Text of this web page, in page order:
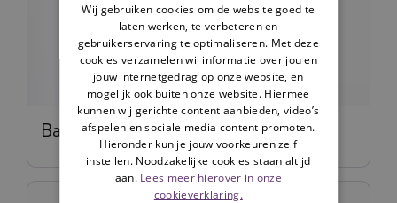
Barbara de Groen
Wij gebruiken cookies om de website goed te
laten werken, te verbeteren en
gebruikerservaring te optimaliseren. Met deze
cookies verzamelen wij informatie over jou en
jouw internetgedrag op onze website, en
mogelijk ook buiten onze website. Hiermee
kunnen wij gerichte content aanbieden, video’s
afspelen en sociale media content promoten.
Hieronder kun je jouw voorkeuren zelf
instellen. Noodzakelijke cookies staan altijd
aan. Lees meer hierover in onze
cookieverklaring.